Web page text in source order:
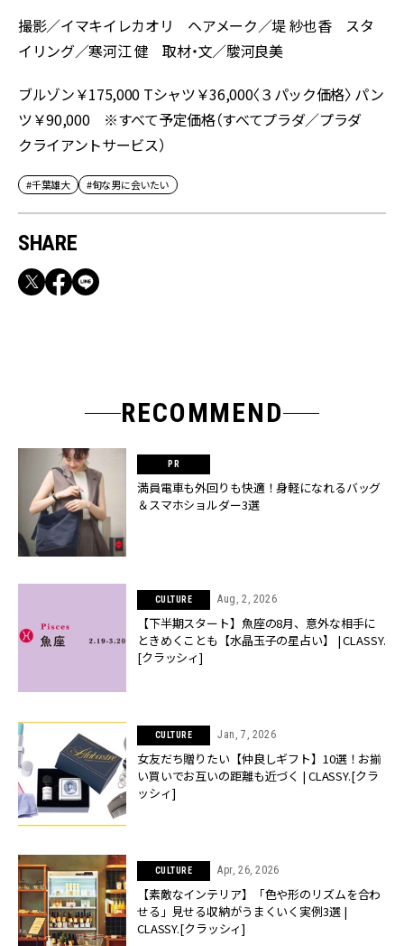
撮影／イマキイレカオリ ヘアメーク／堤 紗也香 スタ
イリング／寒河江 健 取材・文／駿河良美
ブルゾン￥175,000 Tシャツ￥36,000〈３パック価格〉 パン
ツ￥90,000 ※すべて予定価格（すべてプラダ／プラダ
クライアントサービス）
#千葉雄大 #旬な男に会いたい
SHARE
RECOMMEND
満員電車も外回りも快適！身軽になれるバッグ
＆スマホショルダー3選
CULTURE Aug, 2, 2026
【下半期スタート】魚座の8月、意外な相手に
ときめくことも【水晶玉子の星占い】 | CLASSY.
[クラッシィ]
CULTURE Jan, 7, 2026
女友だち贈りたい【仲良しギフト】10選！お揃
い買いでお互いの距離も近づく | CLASSY.[クラ
ッシィ]
CULTURE Apr, 26, 2026
【素敵なインテリア】「色や形のリズムを合わ
せる」見せる収納がうまくいく実例3選 |
CLASSY.[クラッシィ]